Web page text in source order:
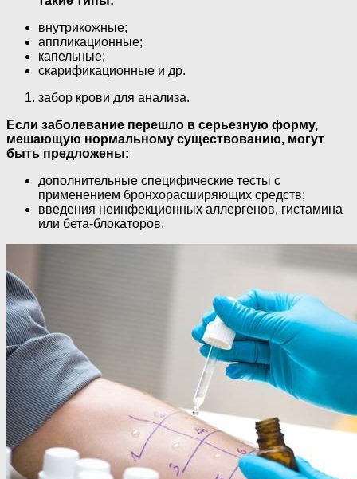
внутрикожные;
аппликационные;
капельные;
скарификационные и др.
забор крови для анализа.
Если заболевание перешло в серьезную форму,
мешающую нормальному существованию, могут
быть предложены:
дополнительные специфические тесты с
применением бронхорасширяющих средств;
введения неинфекционных аллергенов, гистамина
или бета-блокаторов.